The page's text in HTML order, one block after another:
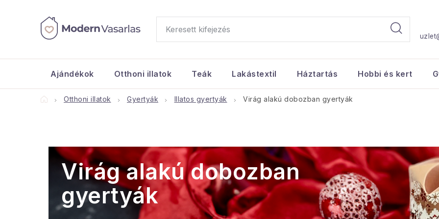
tartalomhoz
Ajándékok Otthoni illatok Teák Lakástextil Háztartás Hobbi és kert
KezdőlapOtthoni illatok Gyertyák Illatos gyertyák Virág alakú dobozban gyertyák
Virág alakú dobozban
gyertyák